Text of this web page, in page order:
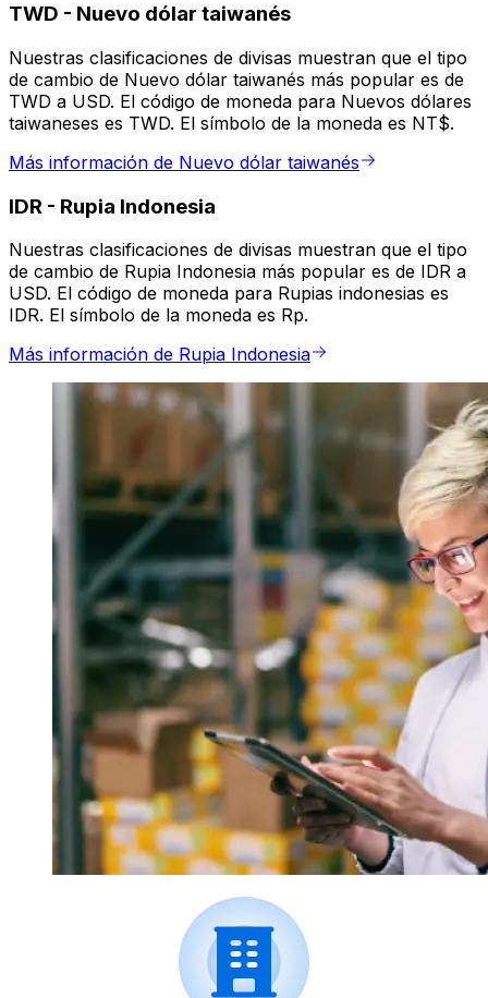
TWD - Nuevo dólar taiwanés
Nuestras clasificaciones de divisas muestran que el tipo
de cambio de Nuevo dólar taiwanés más popular es de
TWD a USD. El código de moneda para Nuevos dólares
taiwaneses es TWD. El símbolo de la moneda es NT$.
Más información de Nuevo dólar taiwanés
IDR - Rupia Indonesia
Nuestras clasificaciones de divisas muestran que el tipo
de cambio de Rupia Indonesia más popular es de IDR a
USD. El código de moneda para Rupias indonesias es
IDR. El símbolo de la moneda es Rp.
Más información de Rupia Indonesia